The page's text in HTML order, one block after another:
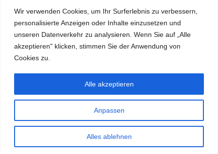
Wir verwenden Cookies, um Ihr Surferlebnis zu verbessern,
personalisierte Anzeigen oder Inhalte einzusetzen und
unseren Datenverkehr zu analysieren. Wenn Sie auf „Alle
akzeptieren" klicken, stimmen Sie der Anwendung von
Cookies zu.
Anpassen
Alles ablehnen
Alle akzeptieren